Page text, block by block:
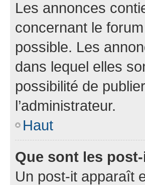
Les annonces
concernant le
possible. Les
dans lequel elles
possibilité de
l’administrateur.
Haut
Que sont les
Un post-it apparaît